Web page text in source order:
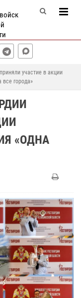
участие в акции
все города»
«ОДНА